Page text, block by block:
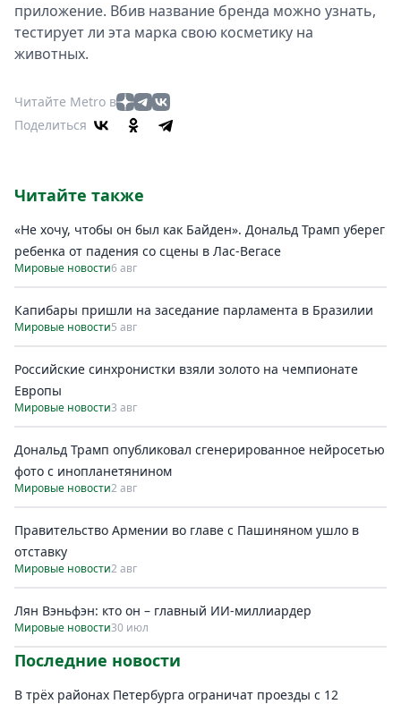
приложение. Вбив название бренда можно узнать,
тестирует ли эта марка свою косметику на
животных.
Читайте Metro в
Поделиться
Читайте также
«Не хочу, чтобы он был как Байден». Дональд Трамп уберег
ребенка от падения со сцены в Лас-Вегасе
Мировые новости6 авг
Капибары пришли на заседание парламента в Бразилии
Мировые новости5 авг
Российские синхронистки взяли золото на чемпионате
Европы
Мировые новости3 авг
Дональд Трамп опубликовал сгенерированное нейросетью
фото с инопланетянином
Мировые новости2 авг
Правительство Армении во главе с Пашиняном ушло в
отставку
Мировые новости2 авг
Лян Вэньфэн: кто он – главный ИИ-миллиардер
Мировые новости30 июл
Последние новости
В трёх районах Петербурга ограничат проезды с 12